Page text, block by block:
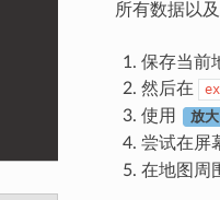
所有数据以
保存当前
然后在
使用 放大
尝试在屏
在地图周